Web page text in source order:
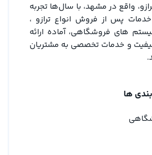
واقع در مشهد، با سال‌ها تجربه
پس از فروش انواع ترازو ،
های فروشگاهی، آماده ارائه
و خدمات تخصصی به مشتریان
ها